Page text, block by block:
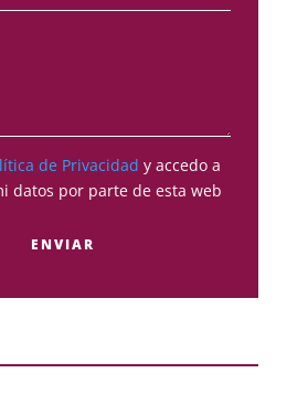
de Privacidady accedo a
datos por parte de esta web